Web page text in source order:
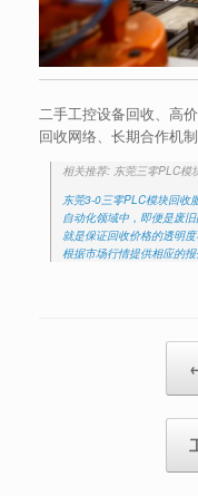
二手工控设备回收、高
回收网络、长期合作机制
相关推荐: 东莞三零PLC模
东莞3-0三零PLC模块回收
自动化领域中，即便是废
就是保证回收价格的透明
根据市场行情提供相应的